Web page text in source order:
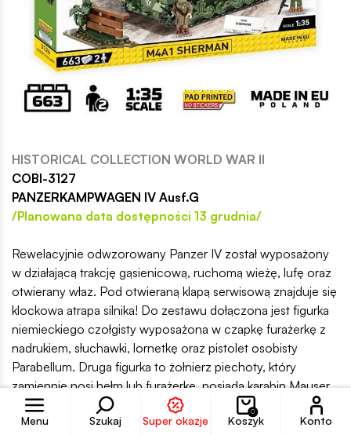
Menu Szukaj Super okazje
0
Koszyk
Konto
Konto
HISTORICAL COLLECTION WORLD WAR II
COBI-3127
PANZERKAMPWAGEN IV Ausf.G
/Planowana data dostępności 13 grudnia/
Rewelacyjnie odwzorowany Panzer IV został wyposażony
w działającą trakcję gąsienicową, ruchomą wieżę, lufę oraz
otwierany właz. Pod otwieraną klapą serwisową znajduje się
klockowa atrapa silnika! Do zestawu dołączona jest figurka
niemieckiego czołgisty wyposażona w czapkę furażerkę z
nadrukiem, słuchawki, lornetkę oraz pistolet osobisty
Parabellum. Druga figurka to żołnierz piechoty, który
zamiennie nosi hełm lub furażerkę, posiada karabin Mauser
oraz rower. Dodatkowo w zestawie znajduje się klockowy
znak drogowy ostrzegający przed zagrożeniem związanym